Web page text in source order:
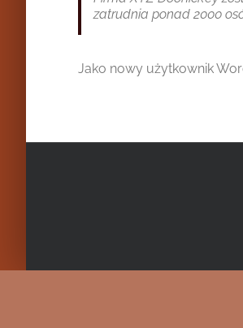
zatrudnia ponad 2000
Jako nowy użytkownik